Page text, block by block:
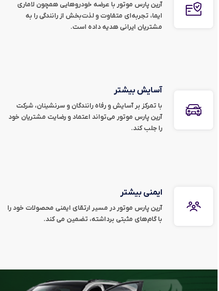
آرین پارس موتور با عرضه خودروهایی همچون لاماری
ایما، تجربه‌ای متفاوت و لذت‌بخش از رانندگی را به
مشتریان ایرانی هدیه داده است.
آسایش بیشتر
با تمرکز بر آسایش و رفاه رانندگان و سرنشینان، شرکت
آرین پارس موتور می‌تواند اعتماد و رضایت مشتریان خود
را جلب کند.
ایمنی بیشتر
آرین پارس موتور در مسیر ارتقای ایمنی محصولات خود را
با گام‌های مثبتی برداشته، تضمین می کند.